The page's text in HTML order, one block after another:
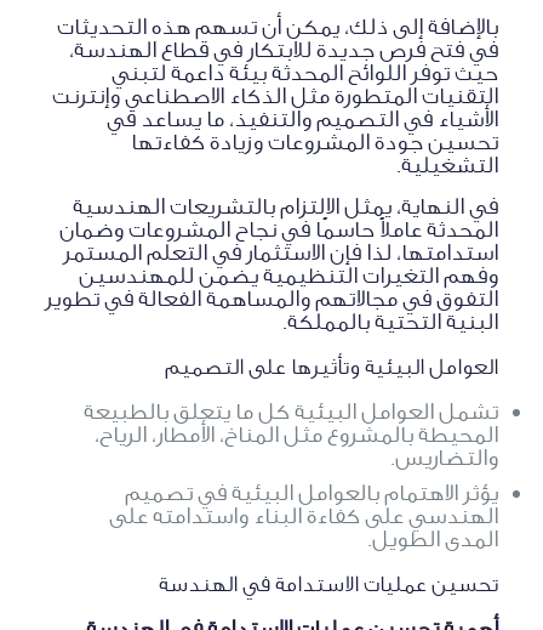
بالإضافة إلى ذلك، يمكن أن تسهم هذه التحديثات
في فتح فرص جديدة للابتكار في قطاع الهندسة،
حيث توفر اللوائح المحدثة بيئة داعمة لتبني
التقنيات المتطورة مثل الذكاء الاصطناعي وإنترنت
الأشياء في التصميم والتنفيذ، ما يساعد في
تحسين جودة المشروعات وزيادة كفاءتها
التشغيلية.
في النهاية، يمثل الالتزام بالتشريعات الهندسية
المحدثة عاملاً حاسمًا في نجاح المشروعات وضمان
استدامتها، لذا فإن الاستثمار في التعلم المستمر
وفهم التغيرات التنظيمية يضمن للمهندسين
التفوق في مجالاتهم والمساهمة الفعالة في تطوير
البنية التحتية بالمملكة.
العوامل البيئية وتأثيرها على التصميم
تشمل العوامل البيئية كل ما يتعلق بالطبيعة
المحيطة بالمشروع مثل المناخ، الأمطار، الرياح،
والتضاريس.
يؤثر الاهتمام بالعوامل البيئية في تصميم
الهندسي على كفاءة البناء واستدامته على
المدى الطويل.
تحسين عمليات الاستدامة في الهندسة